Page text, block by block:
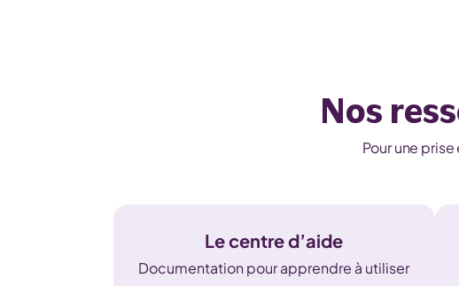
Nos
Pour une
Le centre d’aide
Documentation pour apprendre à utiliser